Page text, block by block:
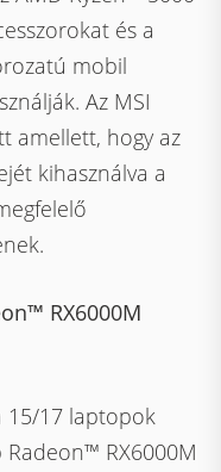
és a
mobil
Az MSI
amellett, hogy az
kihasználva a
RX6000M
15/17 laptopok
RX6000M